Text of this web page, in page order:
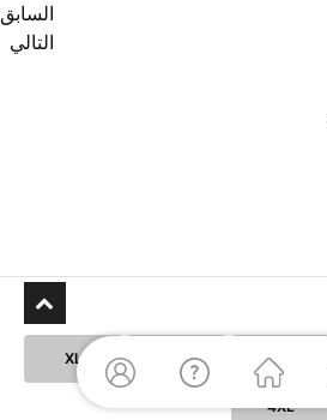
السابق
التالي
M
XL
4XL